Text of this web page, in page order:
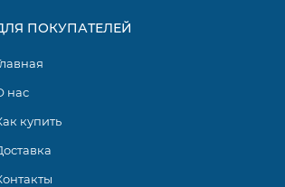
настенных кондиционеров.
домов и квартир, а
Оснащены современными
ПОКУПАТЕЛЕЙ
нас
купить